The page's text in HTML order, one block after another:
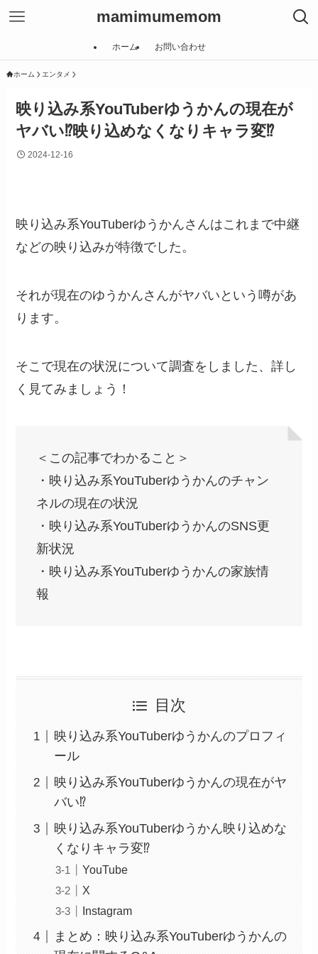
mamimumemom
ホーム お問い合わせ
ホーム エンタメ
映り込み系YouTuberゆうかんの現在が
ヤバい⁉︎映り込めなくなりキャラ変⁉︎
2024-12-16
映り込み系YouTuberゆうかんさんはこれまで中継
などの映り込みが特徴でした。
それが現在のゆうかんさんがヤバいという噂があ
ります。
そこで現在の状況について調査をしました、詳し
く見てみましょう！
＜この記事でわかること＞
・映り込み系YouTuberゆうかんのチャン
ネルの現在の状況
・映り込み系YouTuberゆうかんのSNS更
新状況
・映り込み系YouTuberゆうかんの家族情
報
目次
映り込み系YouTuberゆうかんのプロフィ
ール
映り込み系YouTuberゆうかんの現在がヤ
バい⁉︎
映り込み系YouTuberゆうかん映り込めな
くなりキャラ変⁉︎
YouTube
X
Instagram
まとめ：映り込み系YouTuberゆうかんの